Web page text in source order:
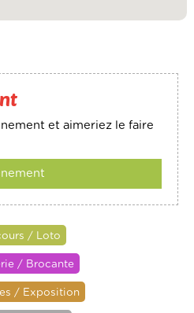
et aimeriez le faire
/ Loto
/ Brocante
/ Exposition